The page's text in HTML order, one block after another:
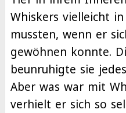
Whiskers vielleicht
mussten, wenn er
gewöhnen konnte.
beunruhigte sie
Aber was war mit
verhielt er sich so